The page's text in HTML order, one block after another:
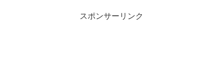
スポンサーリンク